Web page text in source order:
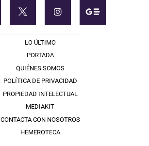
LO ÚLTIMO
PORTADA
QUIÉNES SOMOS
POLÍTICA DE PRIVACIDAD
PROPIEDAD INTELECTUAL
MEDIAKIT
CONTACTA CON NOSOTROS
HEMEROTECA